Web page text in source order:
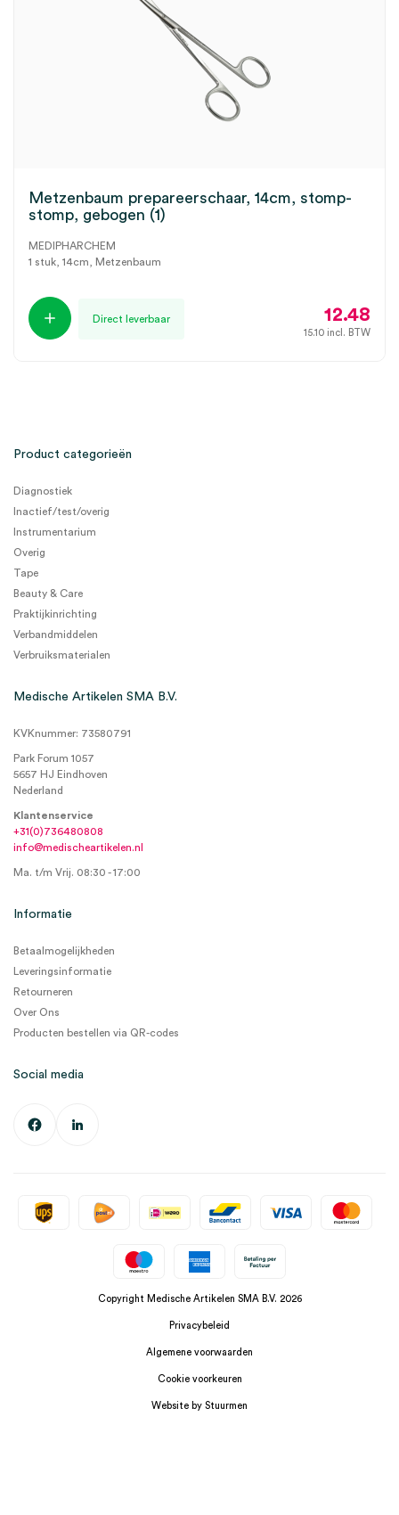
Metzenbaum prepareerschaar, 14cm, stomp-
stomp, gebogen (1)
MEDIPHARCHEM
1 stuk, 14cm, Metzenbaum
Direct leverbaar 12.48
15.10 incl. BTW
Product categorieën
Diagnostiek
Inactief/test/overig
Instrumentarium
Overig
Tape
Beauty & Care
Praktijkinrichting
Verbandmiddelen
Verbruiksmaterialen
Medische Artikelen SMA B.V.
KVKnummer: 73580791
Park Forum 1057
5657 HJ Eindhoven
Nederland
Klantenservice
+31(0)736480808
info@medischeartikelen.nl
Ma. t/m Vrij. 08:30 - 17:00
Informatie
Betaalmogelijkheden
Leveringsinformatie
Retourneren
Over Ons
Producten bestellen via QR-codes
Social media
Copyright Medische Artikelen SMA B.V. 2026
Privacybeleid
Algemene voorwaarden
Cookie voorkeuren
Website by Stuurmen